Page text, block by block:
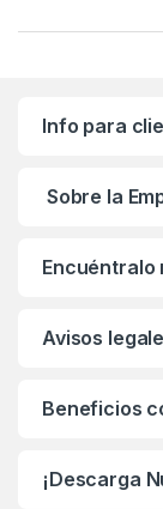
Info para
Sobre la
Encuéntralo
Avisos
Beneficios
¡Descarga